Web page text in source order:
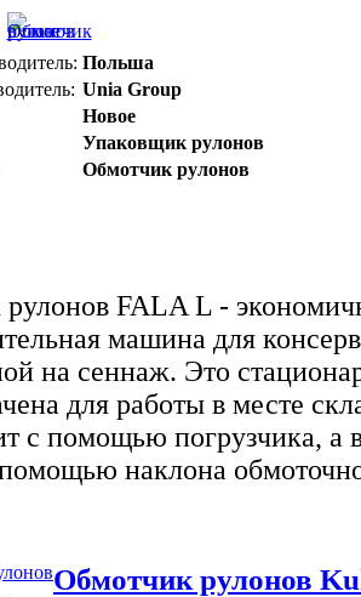
Польша
Unia Group
Новое
Упаковщик рулонов
Обмотчик рулонов
FALA L -
машина для
на сеннаж. Это
для работы в месте
с помощью погрузчика, а
помощью наклона
Обмотчик рулонов